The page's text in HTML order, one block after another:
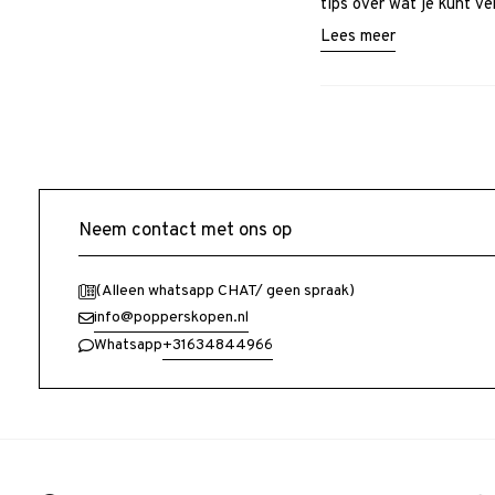
tips over wat je kunt
Lees meer
Neem contact met ons op
(Alleen whatsapp CHAT/ geen spraak)
info@popperskopen.nl
Whatsapp+31634844966